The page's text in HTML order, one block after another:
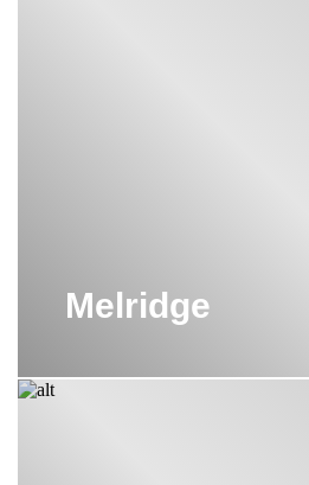
Melridge